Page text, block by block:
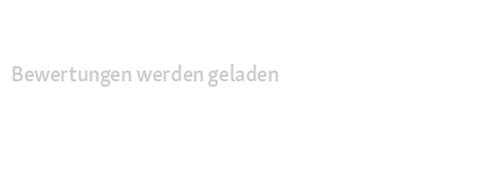
Bewertungen werden geladen